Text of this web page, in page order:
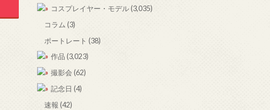
コスプレイヤー・モデル(3,035)
コラム (3)
ポートレート (38)
作品 (3,023)
撮影会 (62)
記念日 (4)
速報 (42)